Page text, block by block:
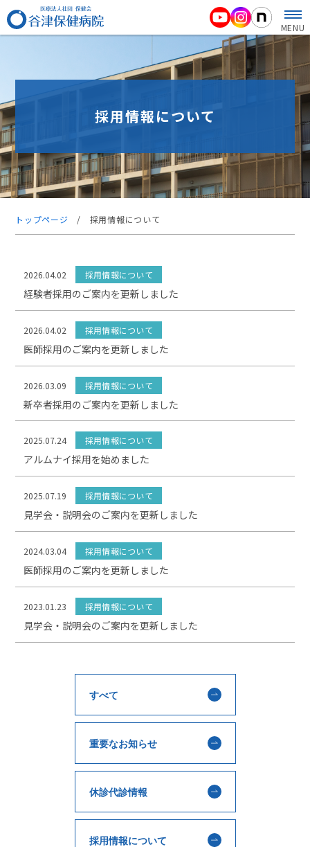
MENU
採用情報について
トップページ / 採用情報について
2026.04.02 採用情報について
経験者採用のご案内を更新しました
2026.04.02 採用情報について
医師採用のご案内を更新しました
2026.03.09 採用情報について
新卒者採用のご案内を更新しました
2025.07.24 採用情報について
アルムナイ採用を始めました
2025.07.19 採用情報について
見学会・説明会のご案内を更新しました
2024.03.04 採用情報について
医師採用のご案内を更新しました
2023.01.23 採用情報について
見学会・説明会のご案内を更新しました
すべて
重要なお知らせ
休診代診情報
採用情報について